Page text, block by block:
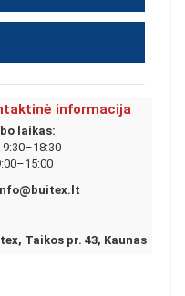
informacija
laikas:
9:30–18:30
Taikos pr. 43, Kaunas